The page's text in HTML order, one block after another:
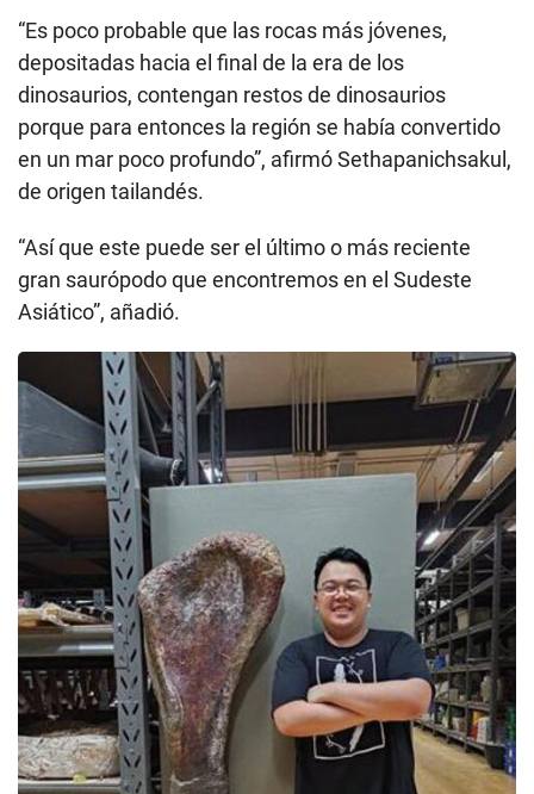
“Es poco probable que las rocas más jóvenes,
depositadas hacia el final de la era de los
dinosaurios, contengan restos de dinosaurios
porque para entonces la región se había convertido
en un mar poco profundo”, afirmó Sethapanichsakul,
de origen tailandés.
“Así que este puede ser el último o más reciente
gran saurópodo que encontremos en el Sudeste
Asiático”, añadió.